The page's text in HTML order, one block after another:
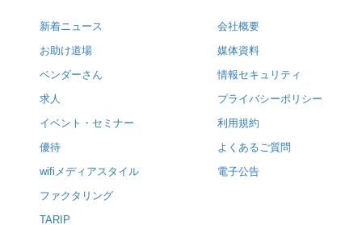
新着ニュース
お助け道場
ベンダーさん
求人
イベント・セミナー
優待
wifiメディアスタイル
ファクタリング
TARIP
会社概要
媒体資料
情報セキュリティ
プライバシーポリシー
利用規約
よくあるご質問
電子公告